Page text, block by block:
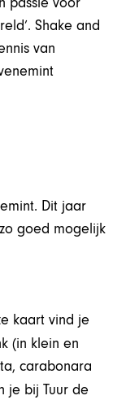
Shake and
van
Dit jaar
goed mogelijk
kaart vind je
(in klein en
carabonara
je bij Tuur de